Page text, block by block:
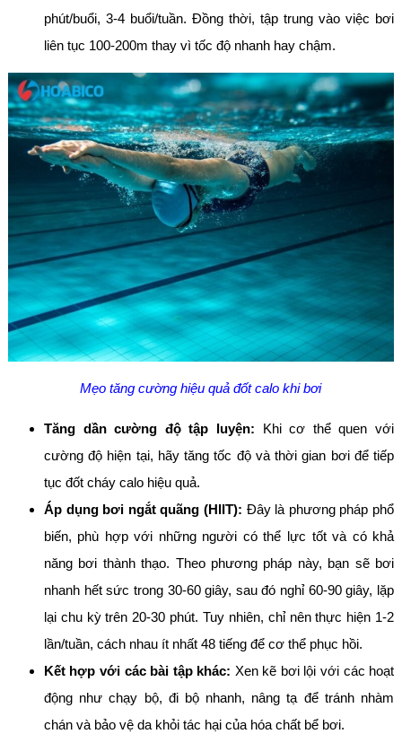
phút/buổi, 3-4 buổi/tuần. Đồng thời, tập trung vào việc bơi
liên tục 100-200m thay vì tốc độ nhanh hay chậm.
Mẹo tăng cường hiệu quả đốt calo khi bơi
Tăng dần cường độ tập luyện: Khi cơ thể quen với
cường độ hiện tại, hãy tăng tốc độ và thời gian bơi để tiếp
tục đốt cháy calo hiệu quả.
Áp dụng bơi ngắt quãng (HIIT): Đây là phương pháp phổ
biến, phù hợp với những người có thể lực tốt và có khả
năng bơi thành thạo. Theo phương pháp này, bạn sẽ bơi
nhanh hết sức trong 30-60 giây, sau đó nghỉ 60-90 giây, lặp
lại chu kỳ trên 20-30 phút. Tuy nhiên, chỉ nên thực hiện 1-2
lần/tuần, cách nhau ít nhất 48 tiếng để cơ thể phục hồi.
Kết hợp với các bài tập khác: Xen kẽ bơi lội với các hoạt
động như chạy bộ, đi bộ nhanh, nâng tạ để tránh nhàm
chán và bảo vệ da khỏi tác hại của hóa chất bể bơi.